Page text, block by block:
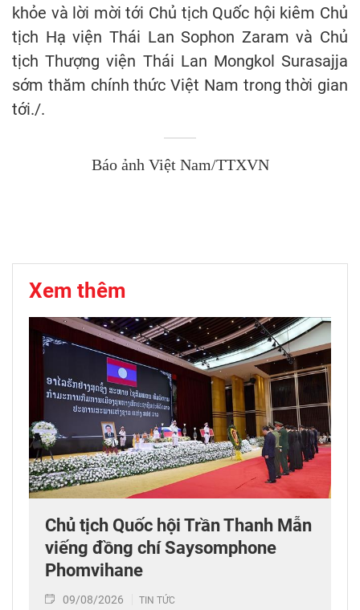
khỏe và lời mời tới Chủ tịch Quốc hội kiêm Chủ
tịch Hạ viện Thái Lan Sophon Zaram và Chủ
tịch Thượng viện Thái Lan Mongkol Surasajja
sớm thăm chính thức Việt Nam trong thời gian
tới./.
Báo ảnh Việt Nam/TTXVN
Xem thêm
Chủ tịch Quốc hội Trần Thanh Mẫn
viếng đồng chí Saysomphone
Phomvihane
09/08/2026 TIN TỨC